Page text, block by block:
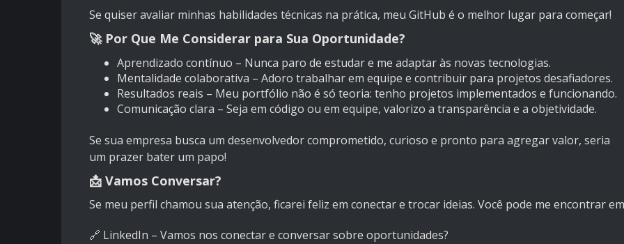
Se quiser avaliar minhas habilidades técnicas na prática, meu GitHub é o melhor lugar para começar!
🚀 Por Que Me Considerar para Sua Oportunidade?
Aprendizado contínuo – Nunca paro de estudar e me adaptar às novas tecnologias.
Mentalidade colaborativa – Adoro trabalhar em equipe e contribuir para projetos desafiadores.
Resultados reais – Meu portfólio não é só teoria: tenho projetos implementados e funcionando.
Comunicação clara – Seja em código ou em equipe, valorizo a transparência e a objetividade.
Se sua empresa busca um desenvolvedor comprometido, curioso e pronto para agregar valor, seria
um prazer bater um papo!
📩 Vamos Conversar?
Se meu perfil chamou sua atenção, ficarei feliz em conectar e trocar ideias. Você pode me encontrar
🔗 LinkedIn – Vamos nos conectar e conversar sobre oportunidades?